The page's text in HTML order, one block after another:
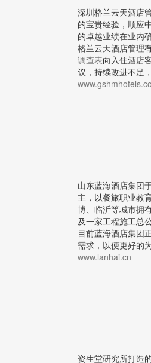
深圳格兰云天酒店
的宝贵经验，顺应
的卓越业绩在业内
格兰云天酒店管理
调查表向入住酒店
议，持续改进不足
山东蓝海酒店集团
主，以餐旅职业教
博、临沂等城市拥
及一家工程施工总
目前蓝海酒店集团
需求，以便更好的
www.lanhai.cn
资生堂研究所打造